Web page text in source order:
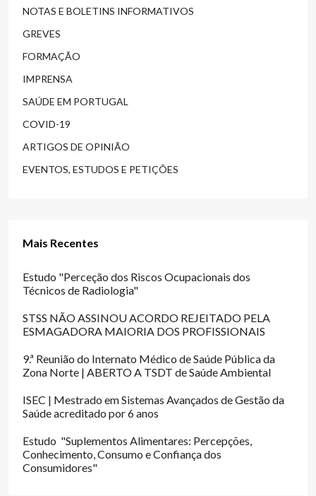
NOTAS E BOLETINS INFORMATIVOS
GREVES
FORMAÇÃO
IMPRENSA
SAÚDE EM PORTUGAL
COVID-19
ARTIGOS DE OPINIÃO
EVENTOS, ESTUDOS E PETIÇÕES
Mais Recentes
Estudo "Perceção dos Riscos Ocupacionais dos
Técnicos de Radiologia"
STSS NÃO ASSINOU ACORDO REJEITADO PELA
ESMAGADORA MAIORIA DOS PROFISSIONAIS
9.ª Reunião do Internato Médico de Saúde Pública da
Zona Norte | ABERTO A TSDT de Saúde Ambiental
ISEC | Mestrado em Sistemas Avançados de Gestão da
Saúde acreditado por 6 anos
Estudo "Suplementos Alimentares: Percepções,
Conhecimento, Consumo e Confiança dos
Consumidores"